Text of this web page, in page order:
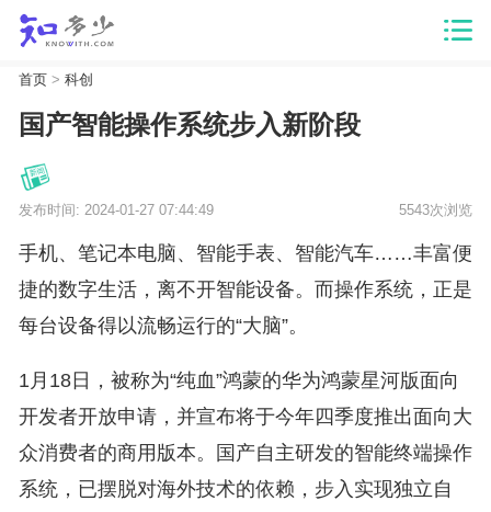
首页> 科创
国产智能操作系统步入新阶段
发布时间: 2024-01-27 07:44:49 5543次浏览
手机、笔记本电脑、智能手表、智能汽车……丰富便
捷的数字生活，离不开智能设备。而操作系统，正是
每台设备得以流畅运行的“大脑”。
1月18日，被称为“纯血”鸿蒙的华为鸿蒙星河版面向
开发者开放申请，并宣布将于今年四季度推出面向大
众消费者的商用版本。国产自主研发的智能终端操作
系统，已摆脱对海外技术的依赖，步入实现独立自